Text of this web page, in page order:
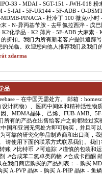
33 - MDAI - SGT-151 - JWH-018
- 5-IAI - 5F-UR144 - 5F-ADB - O-
PINACA - 杜冷丁 100 微克/小
- N-异丙基苄胺 - 去甲氟拉西泮 - 戊
化学品 - K2 薄片 - 5F-ADB 大麻素
折扣。我们为所有新老客户提供追踪
的光临。欢迎您向他人推荐我们及我们
zdarma
品
– 在中国无需处方。 邮箱：
设计药物）、医药中间体和精神活性物
、MDMA晶体、己烯、FUB-AMB、
所有的产品在出售给客户之前都经过
国和亚洲无需处方即可购买，并且可
可靠的研究化学品制造商和出口商，
请使用下面的联系方式联系我们。我
账 ↗️比特币 ↗️可追踪 ↗️谨慎的包装和
↗️合成苯二氮卓类药物 ↗️合成卡西酮 邮
在我们商店购买的产品列表： - 购买
A-PVP 晶体 - 购买 A-PHP 晶体 - 鱼